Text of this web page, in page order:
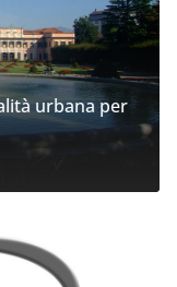
urbana per